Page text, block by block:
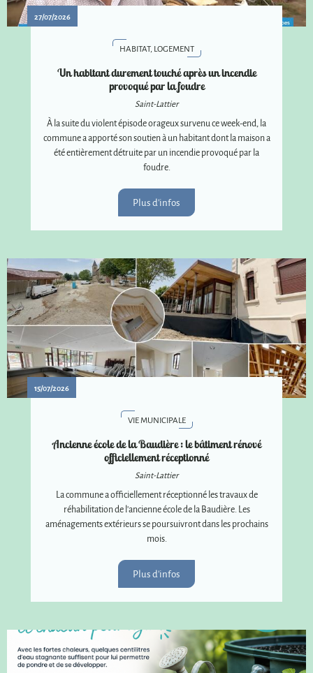
27/07/2026
HABITAT, LOGEMENT
Un habitant durement touché après un incendie
provoqué par la foudre
Saint-Lattier
À la suite du violent épisode orageux survenu ce week-end, la
commune a apporté son soutien à un habitant dont la maison a
été entièrement détruite par un incendie provoqué par la
foudre.
Plus d'infos
15/07/2026
VIE MUNICIPALE
Ancienne école de la Baudière : le bâtiment rénové
officiellement réceptionné
Saint-Lattier
La commune a officiellement réceptionné les travaux de
réhabilitation de l'ancienne école de la Baudière. Les
aménagements extérieurs se poursuivront dans les prochains
mois.
Plus d'infos